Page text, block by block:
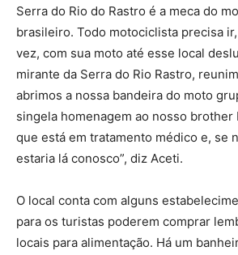
Serra do Rio do Rastro é a meca do
brasileiro. Todo motociclista precisa
vez, com sua moto até esse local
mirante da Serra do Rio Rastro,
abrimos a nossa bandeira do moto
singela homenagem ao nosso brother
que está em tratamento médico e, se
estaria lá conosco”, diz Aceti.
O local conta com alguns
para os turistas poderem comprar
locais para alimentação. Há um